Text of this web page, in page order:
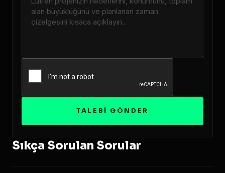
TALEBI GÖNDER
Sıkça Sorulan Sorular